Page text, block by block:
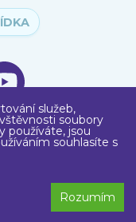
služeb,
soubory
používáte, jsou
souhlasíte s
Rozumím